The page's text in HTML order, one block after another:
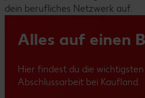
dein berufliches Netzwerk auf.
Alles auf einen
Hier findest du die
Abschlussarbeit bei Kaufland.